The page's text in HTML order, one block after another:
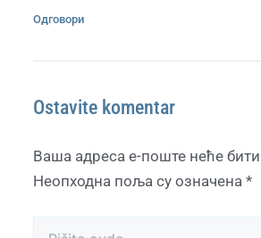
Одговори
Ostavite komentar
Ваша адреса е-поште неће
Неопходна поља су означена *